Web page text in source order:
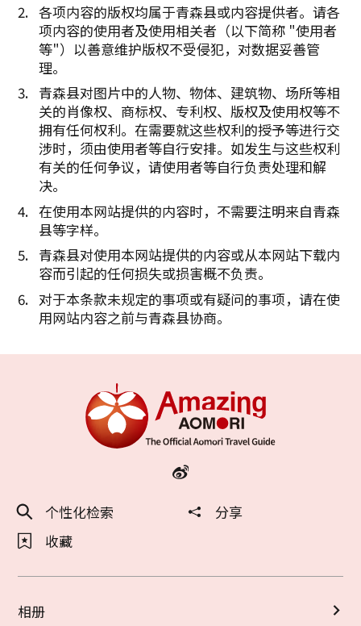
各项内容的版权均属于青森县或内容提供者。请各
项内容的使用者及使用相关者（以下简称 "使用者
等"）以善意维护版权不受侵犯，对数据妥善管
理。
青森县对图片中的人物、物体、建筑物、场所等相
关的肖像权、商标权、专利权、版权及使用权等不
拥有任何权利。在需要就这些权利的授予等进行交
涉时，须由使用者等自行安排。如发生与这些权利
有关的任何争议，请使用者等自行负责处理和解
决。
在使用本网站提供的内容时，不需要注明来自青森
县等字样。
青森县对使用本网站提供的内容或从本网站下载内
容而引起的任何损失或损害概不负责。
对于本条款未规定的事项或有疑问的事项，请在使
用网站内容之前与青森县协商。
个性化检索
分享
收藏
相册